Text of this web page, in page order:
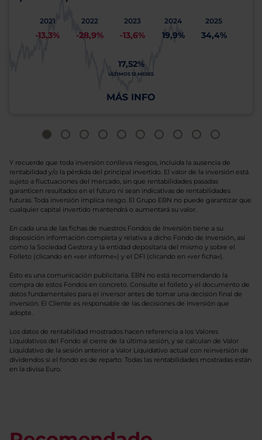
2021
-13,3%
2022
-28,9%
2023
-13,6%
2024
19,9%
2025
34,4%
17,52%
ÚLTIMOS 12 MESES
MÁS INFO
Y recuerde que toda inversión conlleva riesgos, incluida la ausencia de
rentabilidad y/o la pérdida del principal invertido. El valor de la inversión está
sujeto a fluctuaciones del mercado, sin que rentabilidades pasadas
garanticen resultados en el futuro ni sean indicativas de rentabilidades
futuras. Toda inversión implica riesgo. El Grupo EBN no puede garantizar que
cualquier capital invertido mantendrá o aumentará su valor.
En cada una de las fichas de nuestros Fondos de Inversión tiene a su
disposición información completa y relativa a dicho Fondo de Inversión, así
como la Sociedad Gestora y la entidad depositaria del mismo y sobre el
Folleto (clicando en «ver informe») y el DFI (clicando en «ver ficha»).
Esto es una comunicación publicitaria. EBN no está recomendando la
compra de estos Fondos en concreto. Consulte el folleto y el documento de
datos fundamentales para el inversor antes de tomar una decisión final de
inversión. El Cliente es responsable de las decisiones de inversión que
adopte.
Los datos de rentabilidad mostrados hacen referencia a los Valores
Liquidativos del Fondo al cierre de la última sesión, y se calculan de Valor
Liquidativo de la sesión anterior a Valor Liquidativo actual con reinversión de
dividendos si el fondo es de reparto. Todas las rentabilidades mostradas están
en la divisa Euro.